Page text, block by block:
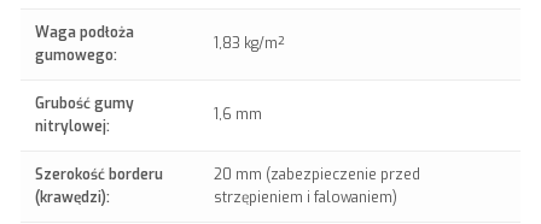
Waga podłoża
gumowego:
1,83 kg/m²
Grubość gumy
nitrylowej:
1,6 mm
Szerokość borderu
(krawędzi):
20 mm (zabezpieczenie przed
strzępieniem i falowaniem)